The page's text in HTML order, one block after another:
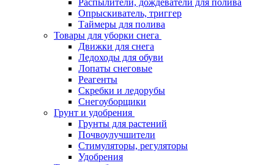
Опрыскиватель, триггер
Таймеры для полива
Товары для уборки снега
Движки для снега
Ледоходы для обуви
Лопаты снеговые
Реагенты
Скребки и ледорубы
Снегоуборщики
Грунт и удобрения
Грунты для растений
Почвоулучшители
Стимуляторы, регуляторы
Удобрения